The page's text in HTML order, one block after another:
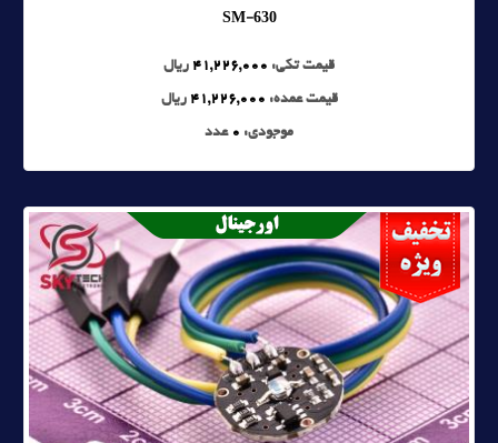
SM-630
قیمت تکی: 41,226,000 ریال
قیمت عمده: 41,226,000 ریال
موجودی: 0 عدد